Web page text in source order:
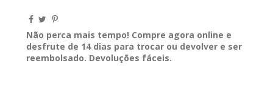
Não perca mais tempo! Compre agora online e
desfrute de 14 dias para trocar ou devolver e ser
reembolsado. Devoluções fáceis.